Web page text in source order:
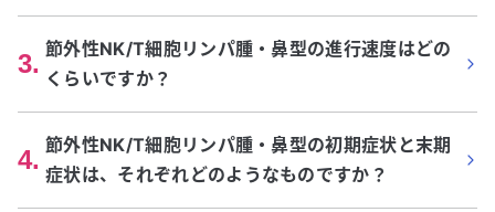
3. 節外性NK/T細胞リンパ腫・鼻型の進行速度はどの
くらいですか？
4. 節外性NK/T細胞リンパ腫・鼻型の初期症状と末期
症状は、それぞれどのようなものですか？